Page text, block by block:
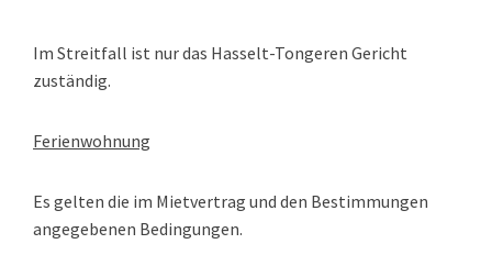
Im Streitfall ist nur das Hasselt-Tongeren Gericht
zuständig.
Ferienwohnung
Es gelten die im Mietvertrag und den Bestimmungen
angegebenen Bedingungen.